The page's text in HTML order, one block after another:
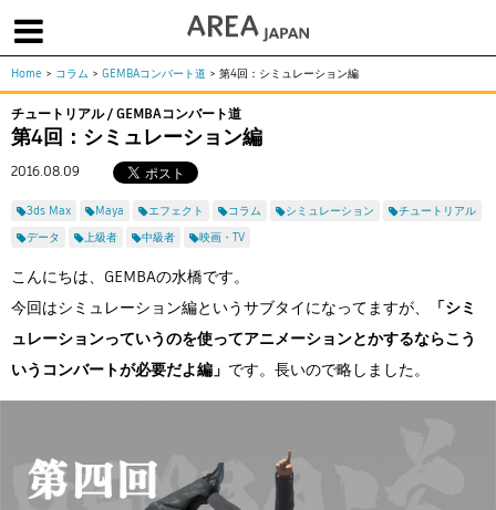
体験版で始める 学生向け無償版 ソフトを購入
About us | フォーラム | お問合せ
Columns Tutorials User Stories
ムービー
Movies
イベント
求人
注目のキーワード
インディー版
3DCGとは
ゲーム開発
建築・製造
Flow Production Tracking（旧ShotGrid）
Flow Studio
Home > コラム > GEMBAコンバート道 > 第4回：シミュレーション編
チュートリアル / GEMBAコンバート道
第4回：シミュレーション編
2016.08.09
3ds Max Maya エフェクト コラム シミュレーション
チュートリアル
データ
上級者 中級者 映画・TV
こんにちは、GEMBAの水橋です。
今回はシミュレーション編というサブタイになってますが、
「シミ
ュレーションっていうのを使ってアニメーションとかするならこう
いうコンバートが必要だよ編」 です。長いので略しました。